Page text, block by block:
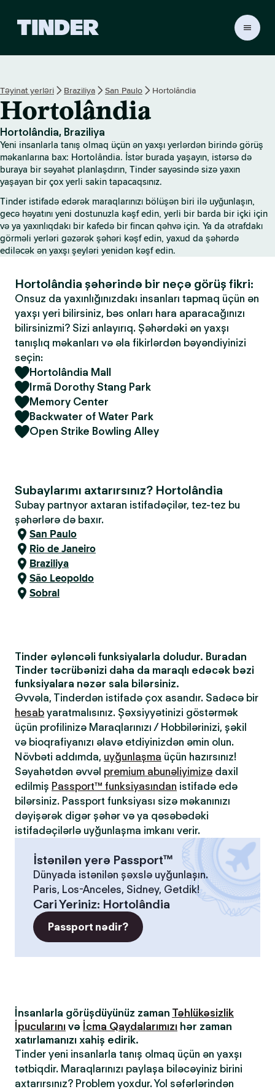
r
H
o
m
e
Təyinat yerləri Braziliya San Paulo Hortolândia
Hortolândia
Hortolândia, Braziliya
Yeni insanlarla tanış olmaq üçün ən yaxşı yerlərdən birində görüş
məkanlarına bax: Hortolândia. İstər burada yaşayın, istərsə də
buraya bir səyahət planlaşdırın, Tinder sayəsində sizə yaxın
yaşayan bir çox yerli sakin tapacaqsınız.
Tinder istifadə edərək maraqlarınızı bölüşən biri ilə uyğunlaşın,
gecə həyatını yeni dostunuzla kəşf edin, yerli bir barda bir içki için
və ya yaxınlıqdakı bir kafedə bir fincan qəhvə için. Ya da ətrafdakı
görməli yerləri gəzərək şəhəri kəşf edin, yaxud da şəhərdə
ediləcək ən yaxşı şeyləri yenidən kəşf edin.
Hortolândia şəhərində bir neçə görüş fikri:
Onsuz da yaxınlığınızdakı insanları tapmaq üçün ən
yaxşı yeri bilirsiniz, bəs onları hara aparacağınızı
bilirsinizmi? Sizi anlayırıq. Şəhərdəki ən yaxşı
tanışlıq məkanları və əla fikirlərdən bəyəndiyinizi
seçin:
Hortolândia Mall
Irmã Dorothy Stang Park
Memory Center
Backwater of Water Park
Open Strike Bowling Alley
Subaylarımı axtarırsınız? Hortolândia
Subay partnyor axtaran istifadəçilər, tez-tez bu
şəhərlərə də baxır.
San Paulo
Rio de Janeiro
Braziliya
São Leopoldo
Sobral
Tinder əyləncəli funksiyalarla doludur. Buradan
Tinder təcrübənizi daha da maraqlı edəcək bəzi
funksiyalara nəzər sala bilərsiniz.
Əvvəla, Tinderdən istifadə çox asandır. Sadəcə bir
hesab yaratmalısınız. Şəxsiyyətinizi göstərmək
üçün profilinizə Maraqlarınızı / Hobbilərinizi, şəkil
və bioqrafiyanızı əlavə etdiyinizdən əmin olun.
Növbəti addımda, uyğunlaşma üçün hazırsınız!
Səyahətdən əvvəl premium abunəliyimizə daxil
edilmiş Passport™ funksiyasından istifadə edə
bilərsiniz. Passport funksiyası sizə məkanınızı
dəyişərək digər şəhər və ya qəsəbədəki
istifadəçilərlə uyğunlaşma imkanı verir.
İstənilən yerə Passport™
Dünyada istənilən şəxslə uyğunlaşın.
Paris, Los-Anceles, Sidney, Getdik!
Cari Yeriniz: Hortolândia
Passport nədir?
İnsanlarla görüşdüyünüz zaman Təhlükəsizlik
İpucularını və İcma Qaydalarımızı hər zaman
xatırlamanızı xahiş edirik.
Tinder yeni insanlarla tanış olmaq üçün ən yaxşı
tətbiqdir. Maraqlarınızı paylaşa biləcəyiniz birini
axtarırsınız? Problem yoxdur. Yol səfərlərindən